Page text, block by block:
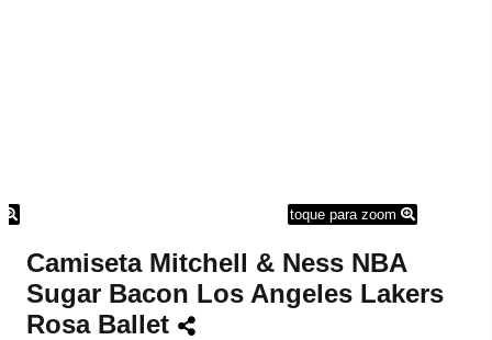
toque para zoom
Camiseta Mitchell & Ness NBA
Sugar Bacon Los Angeles Lakers
Rosa Ballet